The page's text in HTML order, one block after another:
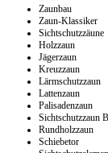
Zaunbau
Zaun-Klassiker
Sichtschutzzäune
Holzzaun
Jägerzaun
Kreuzzaun
Lärmschutzzaun
Lattenzaun
Palisadenzaun
Sichtschutzzaun
Rundholzzaun
Schiebetor